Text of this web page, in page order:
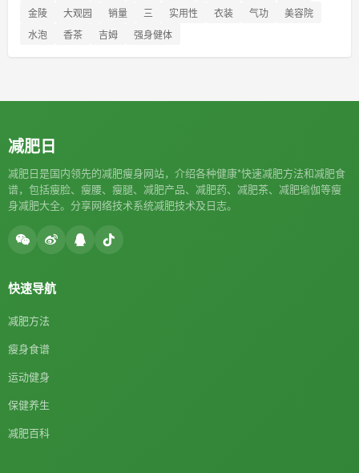
金陵
大观园 销量 三 实用性 衣装 气功
美容院
水泡
香茶 吉姆 强身健体
减肥日
减肥日是国内领先的减肥瘦身网站，介绍各种健康*快速减肥方法和减肥食
谱，包括瘦脸、瘦腰、瘦腿、减肥产品、减肥药、减肥茶、减肥瑜伽等瘦
身减肥大全。分享网络技术系统减肥技术及日志。
快速导航
减肥方法
瘦身食谱
运动健身
保健养生
减肥百科